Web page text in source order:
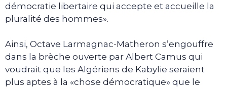
démocratie libertaire qui accepte et accueille la
pluralité des hommes».
Ainsi, Octave Larmagnac-Matheron s’engouffre
dans la brèche ouverte par Albert Camus qui
voudrait que les Algériens de Kabylie seraient
plus aptes à la «chose démocratique» que le